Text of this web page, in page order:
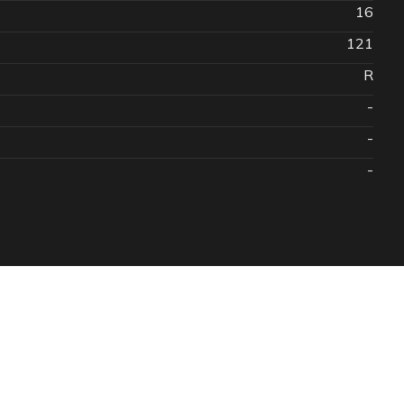
16
121
R
-
-
-